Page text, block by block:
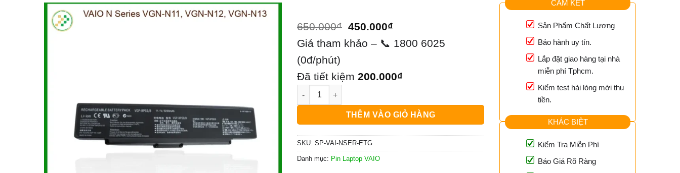
650.000₫ Giá
gốc
650.000₫.
450.000₫
hiện
là:
Giá tham khảo – 📞 1800 6025
(0đ/phút)
Đã tiết kiệm 200.000₫
Pin Laptop VAIO N Series - Thay Nhanh Giá Rẻ - Trung Tâm TPHCM số lượng
THÊM VÀO GIỎ HÀNG
SKU: SP-VAI-NSER-ETG
Danh mục: Pin Laptop VAIO
CAM KẾT
Sản Phẩm Chất Lượng
Bảo hành uy tín.
Lắp đặt giao hàng tại nhà
miễn phí Tphcm.
Kiểm test hài lòng mới thu
tiền.
KHÁC BIỆT
Kiểm Tra Miễn Phí
Báo Giá Rõ Ràng